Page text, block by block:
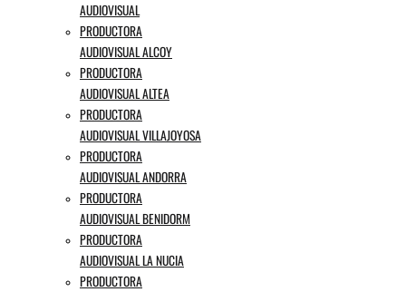
AUDIOVISUAL
PRODUCTORA
AUDIOVISUAL ALCOY
PRODUCTORA
AUDIOVISUAL ALTEA
PRODUCTORA
AUDIOVISUAL VILLAJOYOSA
PRODUCTORA
AUDIOVISUAL ANDORRA
PRODUCTORA
AUDIOVISUAL BENIDORM
PRODUCTORA
AUDIOVISUAL LA NUCIA
PRODUCTORA